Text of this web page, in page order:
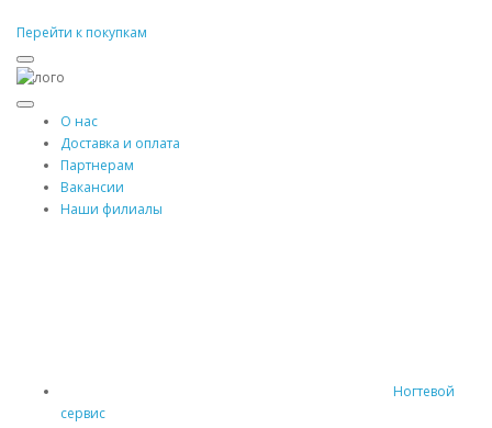
Перейти к покупкам
О нас
Доставка и оплата
Партнерам
Вакансии
Наши филиалы
Ногтевой
сервис